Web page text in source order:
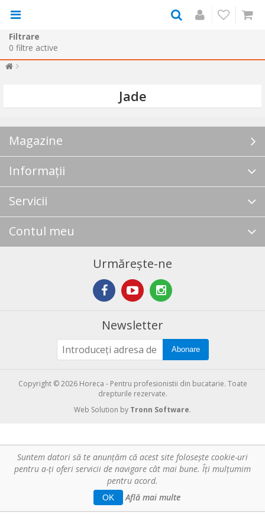
Filtrare
0 filtre active
Jade
Magazine
Informații
Servicii
Contul meu
Urmărește-ne
Newsletter
Abonare
Copyright © 2026 Horeca - Pentru profesionistii din bucatarie. Toate
drepturile rezervate.
Web Solution by Tronn Software.
Suntem datori să te anunţăm că acest site foloseşte cookie-uri
pentru a-ți oferi servicii de navigare cât mai bune. Îţi mulțumim
pentru acord.
OK Află mai multe